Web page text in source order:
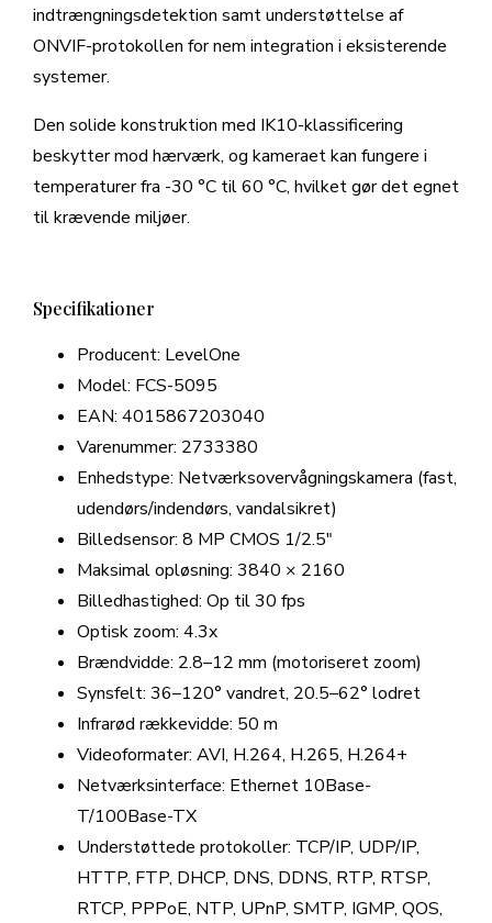
indtrængningsdetektion samt understøttelse af
ONVIF-protokollen for nem integration i eksisterende
systemer.
Den solide konstruktion med IK10-klassificering
beskytter mod hærværk, og kameraet kan fungere i
temperaturer fra -30 °C til 60 °C, hvilket gør det egnet
til krævende miljøer.
Specifikationer
Producent: LevelOne
Model: FCS-5095
EAN: 4015867203040
Varenummer: 2733380
Enhedstype: Netværksovervågningskamera (fast,
udendørs/indendørs, vandalsikret)
Billedsensor: 8 MP CMOS 1/2.5"
Maksimal opløsning: 3840 × 2160
Billedhastighed: Op til 30 fps
Optisk zoom: 4.3x
Brændvidde: 2.8–12 mm (motoriseret zoom)
Synsfelt: 36–120° vandret, 20.5–62° lodret
Infrarød rækkevidde: 50 m
Videoformater: AVI, H.264, H.265, H.264+
Netværksinterface: Ethernet 10Base-
T/100Base-TX
Understøttede protokoller: TCP/IP, UDP/IP,
HTTP, FTP, DHCP, DNS, DDNS, RTP, RTSP,
RTCP, PPPoE, NTP, UPnP, SMTP, IGMP, QOS,